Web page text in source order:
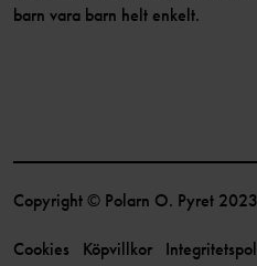
barn vara barn helt enkelt.
Copyright © Polarn O. Pyret 2023
Cookies Köpvillkor